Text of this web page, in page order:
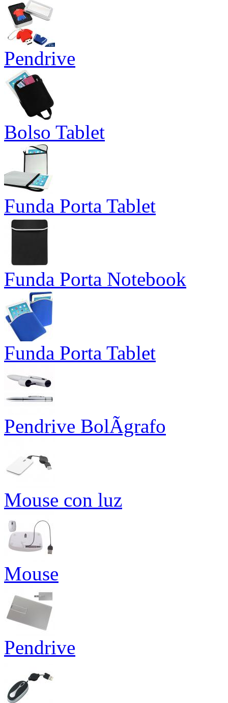
Pendrive
Bolso Tablet
Funda Porta Tablet
Funda Porta Notebook
Funda Porta Tablet
Pendrive BolÃ­grafo
Mouse con luz
Mouse
Pendrive